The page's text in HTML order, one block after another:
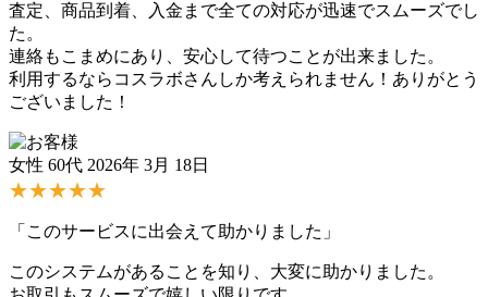
査定、商品到着、入金まで全ての対応が迅速でスムーズでし
た。
連絡もこまめにあり、安心して待つことが出来ました。
利用するならコスラボさんしか考えられません！ありがとう
ございました！
女性 60代 2026年 3月 18日
★★★★★
「このサービスに出会えて助かりました」
このシステムがあることを知り、大変に助かりました。